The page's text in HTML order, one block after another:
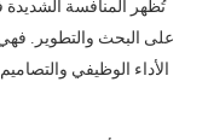
تُظهر المنافسة الشديدة
على البحث والتطوير.
الأداء الوظيفي